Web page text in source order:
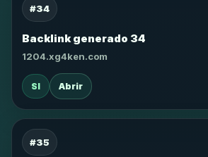
#34
Backlink generado 34
1204.xg4ken.com
SI Abrir
#35